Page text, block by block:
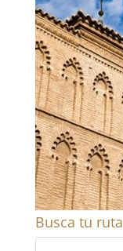
Busca tu ruta